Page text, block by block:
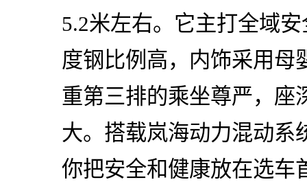
5.2米左右。它主打全域
度钢比例高，内饰采用母
重第三排的乘坐尊严，座
大。搭载岚海动力混动系
你把安全和健康放在选车